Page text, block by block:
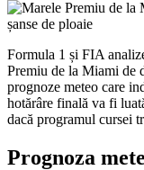
Formula 1 și FIA
Premiu de la Miami de
prognoze meteo care
hotărâre finală va fi
dacă programul cursei
Prognoza